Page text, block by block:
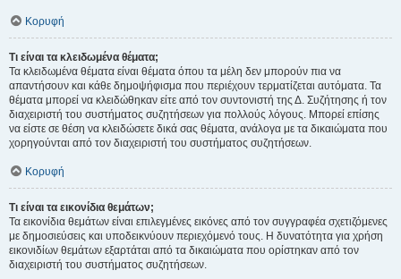
Κορυφή
Τι είναι τα κλειδωμένα θέματα;
Τα κλειδωμένα θέματα είναι θέματα όπου τα μέλη δεν μπορούν πια να
απαντήσουν και κάθε δημοψήφισμα που περιέχουν τερματίζεται αυτόματα. Τα
θέματα μπορεί να κλειδώθηκαν είτε από τον συντονιστή της Δ. Συζήτησης ή τον
διαχειριστή του συστήματος συζητήσεων για πολλούς λόγους. Μπορεί επίσης
να είστε σε θέση να κλειδώσετε δικά σας θέματα, ανάλογα με τα δικαιώματα που
χορηγούνται από τον διαχειριστή του συστήματος συζητήσεων.
Κορυφή
Τι είναι τα εικονίδια θεμάτων;
Τα εικονίδια θεμάτων είναι επιλεγμένες εικόνες από τον συγγραφέα σχετιζόμενες
με δημοσιεύσεις και υποδεικνύουν περιεχόμενό τους. Η δυνατότητα για χρήση
εικονιδίων θεμάτων εξαρτάται από τα δικαιώματα που ορίστηκαν από τον
διαχειριστή του συστήματος συζητήσεων.